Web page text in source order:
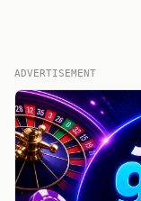
ADVERTISEMENT